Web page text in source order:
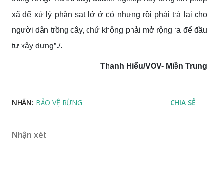
xã để xử lý phần sạt lở ở đó nhưng rồi phải trả lại cho
người dân trồng cây, chứ không phải mở rộng ra để đầu
tư xây dựng”./.
Thanh Hiếu/VOV- Miền Trung
NHÃN: BẢO VỆ RỪNG CHIA SẺ
Nhận xét